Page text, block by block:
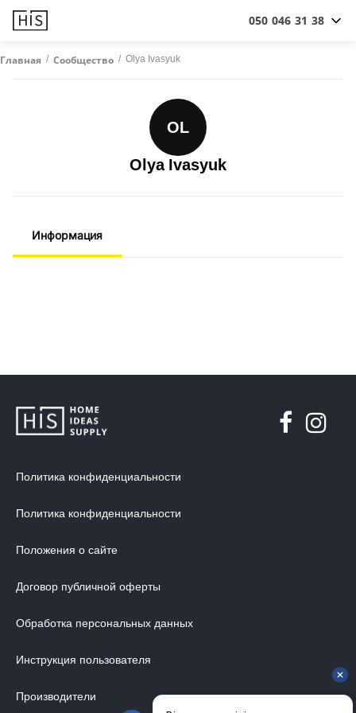
050 046 31 38
Главная / Сообщество / Olya Ivasyuk
OL
Olya Ivasyuk
Информация
Политика конфиденциальности
Политика конфиденциальности
Положения о сайте
Договор публичной оферты
Обработка персональных данных
Инструкция пользователя
Производители